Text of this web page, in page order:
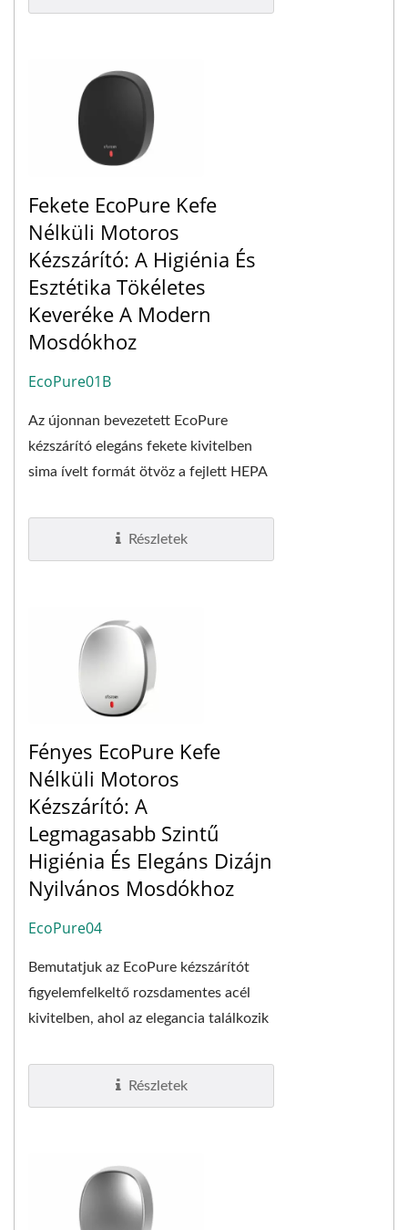
Fekete EcoPure Kefe
Nélküli Motoros
Kézszárító: A Higiénia És
Esztétika Tökéletes
Keveréke A Modern
Mosdókhoz
EcoPure01B
Az újonnan bevezetett EcoPure
kézszárító elegáns fekete kivitelben
sima ívelt formát ötvöz a fejlett HEPA
kefementes...
Részletek
Fényes EcoPure Kefe
Nélküli Motoros
Kézszárító: A
Legmagasabb Szintű
Higiénia És Elegáns Dizájn
Nyilvános Mosdókhoz
EcoPure04
Bemutatjuk az EcoPure kézszárítót
figyelemfelkeltő rozsdamentes acél
kivitelben, ahol az elegancia találkozik
modell...
Részletek